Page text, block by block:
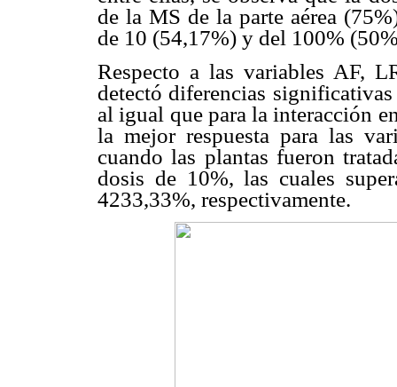
de la MS de la parte aérea
de 10 (54,17%) y del 100%
Respecto a las variables AF,
detectó diferencias
al igual que para la interacción
la mejor respuesta para las
cuando las plantas fueron
dosis de 10%, las cuales
4233,33%, respectivamente.